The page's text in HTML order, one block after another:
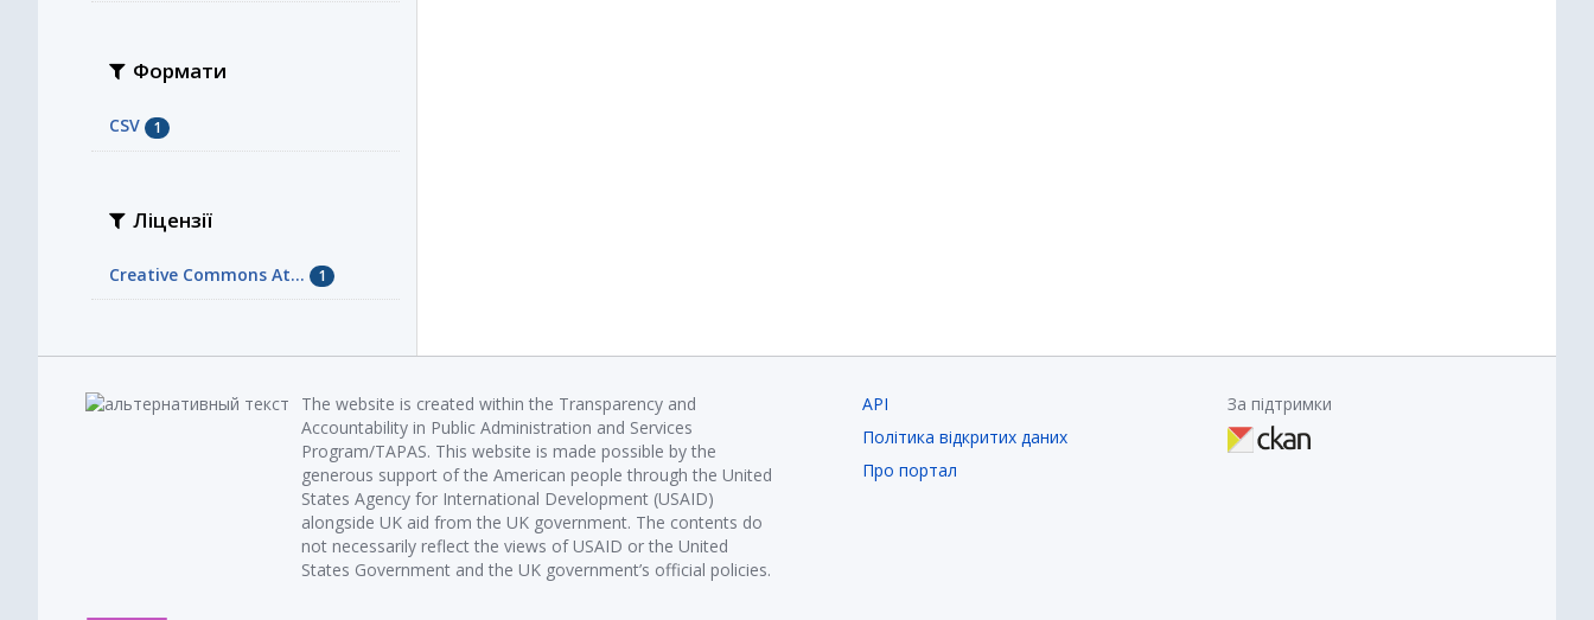
Формати
CSV 1
Ліцензії
Creative Commons At... 1
The website is created within the Transparency and
Accountability in Public Administration and Services
Program/TAPAS. This website is made possible by the
generous support of the American people through the United
States Agency for International Development (USAID)
alongside UK aid from the UK government. The contents do
not necessarily reflect the views of USAID or the United
States Government and the UK government’s official policies.
API
Політика відкритих даних
Про портал
За підтримки